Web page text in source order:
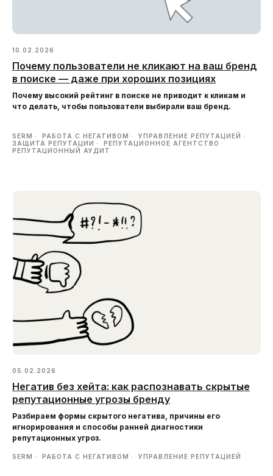
10.02.2026
Почему пользователи не кликают на ваш бренд
в поиске — даже при хороших позициях
Почему высокий рейтинг в поиске не приводит к кликам и
что делать, чтобы пользователи выбирали ваш бренд.
SERM РАБОТА С НЕГАТИВОМ
УПРАВЛЕНИЕ РЕПУТАЦИЕЙ
ЗАЩИТА РЕПУТАЦИИ
РЕПУТАЦИОННОЕ АГЕНТСТВО
РЕПУТАЦИОННЫЙ АУДИТ
05.02.2026
Негатив без хейта: как распознавать скрытые
репутационные угрозы бренду
Разбираем формы скрытого негатива, причины его
игнорирования и способы ранней диагностики
репутационных угроз.
SERM РАБОТА С НЕГАТИВОМ УПРАВЛЕНИЕ РЕПУТАЦИЕЙ